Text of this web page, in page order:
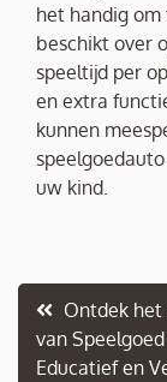
het handig
beschikt over
speeltijd per
en extra
kunnen
uw kind.
Ontdek het
van Speelgoed
Educatief en